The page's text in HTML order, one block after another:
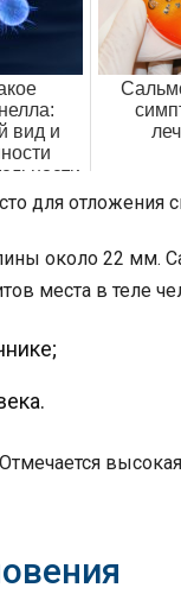
вид и
для отложения
около 22
места в теле